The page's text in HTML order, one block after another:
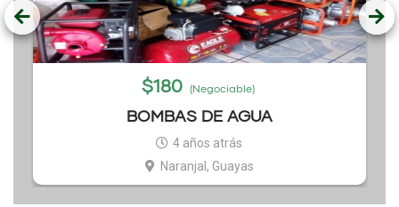
$180 (Negociable)
BOMBAS DE AGUA
4 años atrás
Naranjal, Guayas